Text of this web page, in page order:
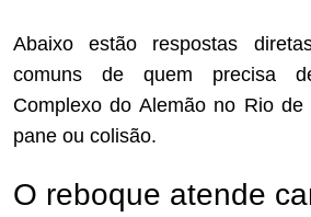
Abaixo estão respostas
comuns de quem precisa
Complexo do Alemão no Rio de
pane ou colisão.
O reboque atende